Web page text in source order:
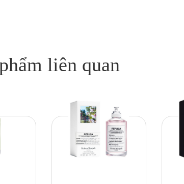
liên quan